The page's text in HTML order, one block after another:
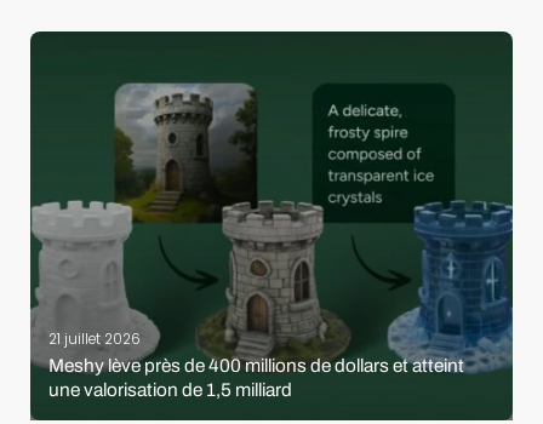
21 juillet 2026
Meshy lève près de 400 millions de dollars et atteint
une valorisation de 1,5 milliard